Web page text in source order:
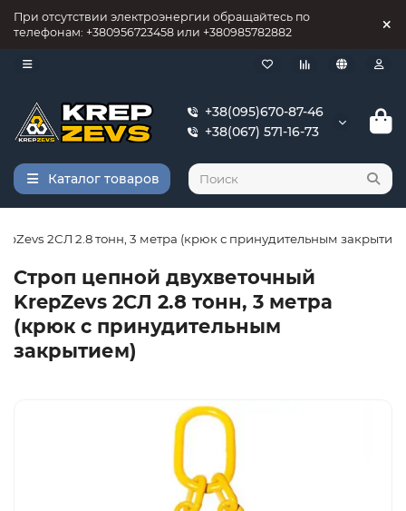
При отсутствии электроэнергии обращайтесь по
телефонам: +380956723458 или +380985782882
+38(095)670-87-46
+38(067) 571-16-73
Каталог товаров
2СЛ 2.8 тонн, 3 метра (крюк с принудительным
Строп цепной двухветочный
KrepZevs 2СЛ 2.8 тонн, 3 метра
(крюк с принудительным
закрытием)